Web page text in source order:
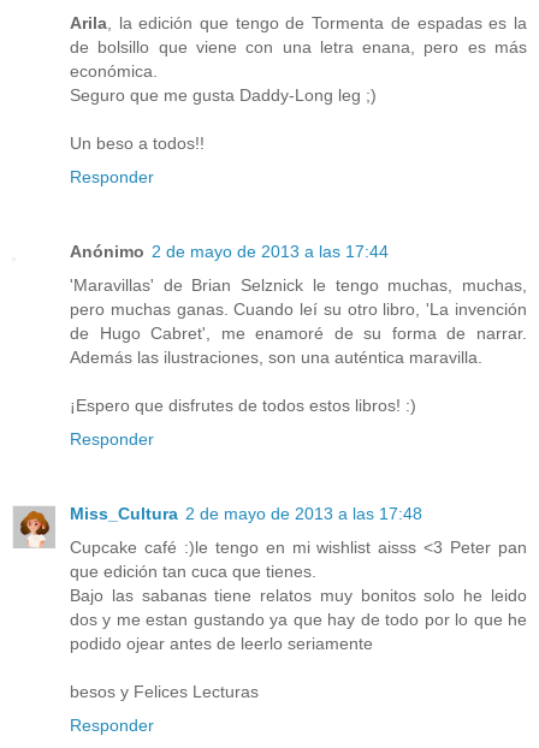
Arila, la edición que tengo de Tormenta de espadas es la
de bolsillo que viene con una letra enana, pero es más
económica.
Seguro que me gusta Daddy-Long leg ;)
Un beso a todos!!
Responder
Anónimo 2 de mayo de 2013 a las 17:44
'Maravillas' de Brian Selznick le tengo muchas, muchas,
pero muchas ganas. Cuando leí su otro libro, 'La invención
de Hugo Cabret', me enamoré de su forma de narrar.
Además las ilustraciones, son una auténtica maravilla.
¡Espero que disfrutes de todos estos libros! :)
Responder
Miss_Cultura 2 de mayo de 2013 a las 17:48
Cupcake café :)le tengo en mi wishlist aisss <3 Peter pan
que edición tan cuca que tienes.
Bajo las sabanas tiene relatos muy bonitos solo he leido
dos y me estan gustando ya que hay de todo por lo que he
podido ojear antes de leerlo seriamente
besos y Felices Lecturas
Responder